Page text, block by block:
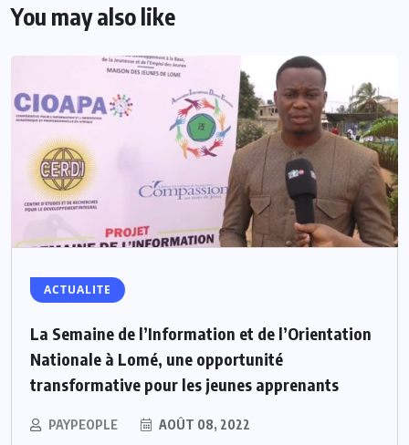
You may also like
ACTUALITE
La Semaine de l’Information et de l’Orientation
Nationale à Lomé, une opportunité
transformative pour les jeunes apprenants
PAYPEOPLE AOÛT 08, 2022